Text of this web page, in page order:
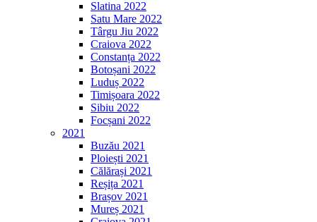
Slatina 2022
Satu Mare 2022
Târgu Jiu 2022
Craiova 2022
Constanța 2022
Botoșani 2022
Luduș 2022
Timișoara 2022
Sibiu 2022
Focșani 2022
2021
Buzău 2021
Ploiești 2021
Călărași 2021
Reșița 2021
Brașov 2021
Mureș 2021